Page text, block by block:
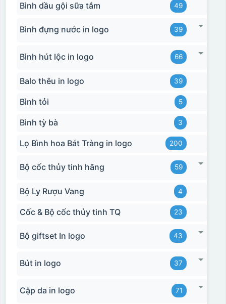
Bình dầu gội sữa tắm 49
Bình đựng nước in logo 39
Bình hút lộc in logo 66
Balo thêu in logo 39
Bình tỏi 5
Bình tỳ bà 3
Lọ Bình hoa Bát Tràng in logo 200
Bộ cốc thủy tinh hãng 59
Bộ Ly Rượu Vang 4
Cốc & Bộ cốc thủy tinh TQ 23
Bộ giftset In logo 43
Bút in logo 37
Cặp da in logo 71